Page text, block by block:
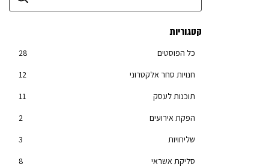
קטגוריות
כל הפוסטים
28
חנויות סחר אלקטרוני
12
תוכנות לעסק
11
הפקת אירועים
שליחויות
סליקת אשראי